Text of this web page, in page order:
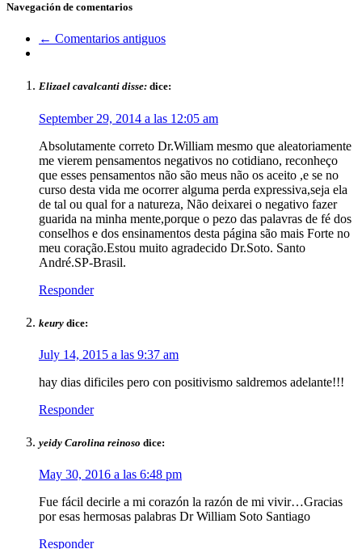
Navegación de comentarios
← Comentarios antiguos
Elizael cavalcanti disse: dice:
September 29, 2014 a las 12:05 am
Absolutamente correto Dr.William mesmo que aleatoriamente
me vierem pensamentos negativos no cotidiano, reconheço
que esses pensamentos não são meus não os aceito ,e se no
curso desta vida me ocorrer alguma perda expressiva,seja ela
de tal ou qual for a natureza, Não deixarei o negativo fazer
guarida na minha mente,porque o pezo das palavras de fé dos
conselhos e dos ensinamentos desta página são mais Forte no
meu coração.Estou muito agradecido Dr.Soto. Santo
André.SP-Brasil.
Responder
keury dice:
July 14, 2015 a las 9:37 am
hay dias dificiles pero con positivismo saldremos adelante!!!
Responder
yeidy Carolina reinoso dice:
May 30, 2016 a las 6:48 pm
Fue fácil decirle a mi corazón la razón de mi vivir…Gracias
por esas hermosas palabras Dr William Soto Santiago
Responder